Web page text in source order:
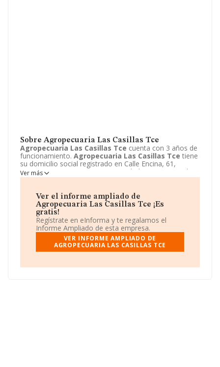
Sobre Agropecuaria Las Casillas Tce
Agropecuaria Las Casillas Tce cuenta con 3 años de
funcionamiento. Agropecuaria Las Casillas Tce tiene
su domicilio social registrado en Calle Encina, 61,
Zazuar, Burgos. Enmarca su actividad CNAE principal
como 0161 - Actividades de apoyo a la agricultura.
Comunidad de bienes.
Ver más
Ver el informe ampliado de
Agropecuaria Las Casillas Tce ¡Es
gratis!
Regístrate en eInforma y te regalamos el
Informe Ampliado de esta empresa.
VER INFORME AMPLIADO DE
AGROPECUARIA LAS CASILLAS TCE